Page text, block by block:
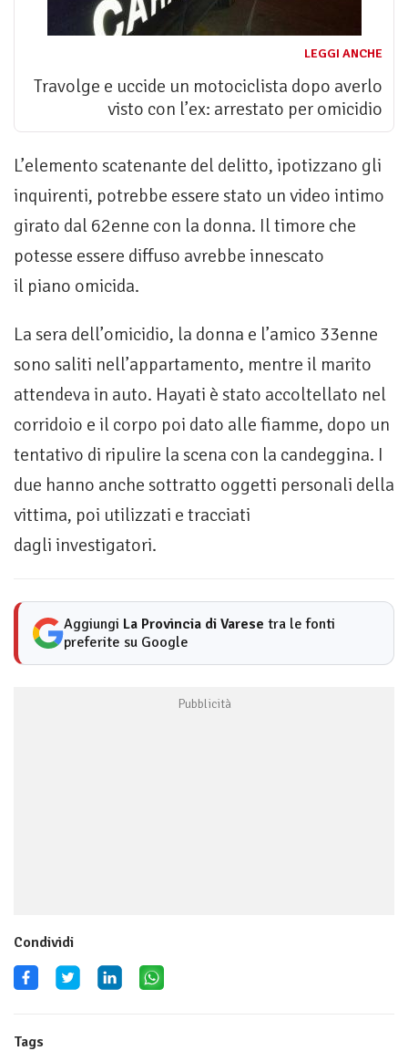
LEGGI ANCHE
Travolge e uccide un motociclista dopo averlo
visto con l’ex: arrestato per omicidio
L’elemento scatenante del delitto, ipotizzano gli
inquirenti, potrebbe essere stato un video intimo
girato dal 62enne con la donna. Il timore che
potesse essere diffuso avrebbe innescato
il piano omicida.
La sera dell’omicidio, la donna e l’amico 33enne
sono saliti nell’appartamento, mentre il marito
attendeva in auto. Hayati è stato accoltellato nel
corridoio e il corpo poi dato alle fiamme, dopo un
tentativo di ripulire la scena con la candeggina. I
due hanno anche sottratto oggetti personali della
vittima, poi utilizzati e tracciati
dagli investigatori.
Aggiungi La Provincia di Varese tra le fonti
preferite su Google
Condividi
Tags